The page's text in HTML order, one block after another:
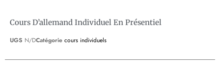
Cours D’allemand Individuel En Présentiel
UGS N/DCatégorie cours individuels